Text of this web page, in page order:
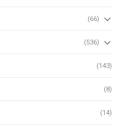
(66)
(536)
(143)
(8)
(14)